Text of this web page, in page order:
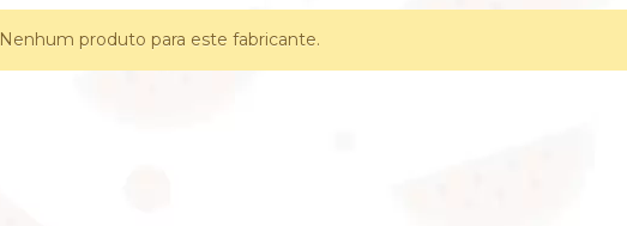
Nenhum produto para este fabricante.